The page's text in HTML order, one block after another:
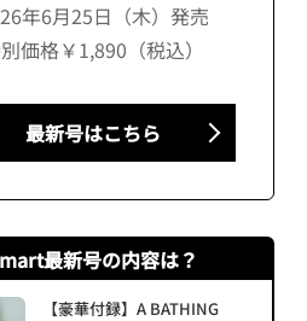
年6月25日（木）発売
価格￥1,890（税込）
最新号はこちら
最新号の内容は？
【豪華付録】A BATHING